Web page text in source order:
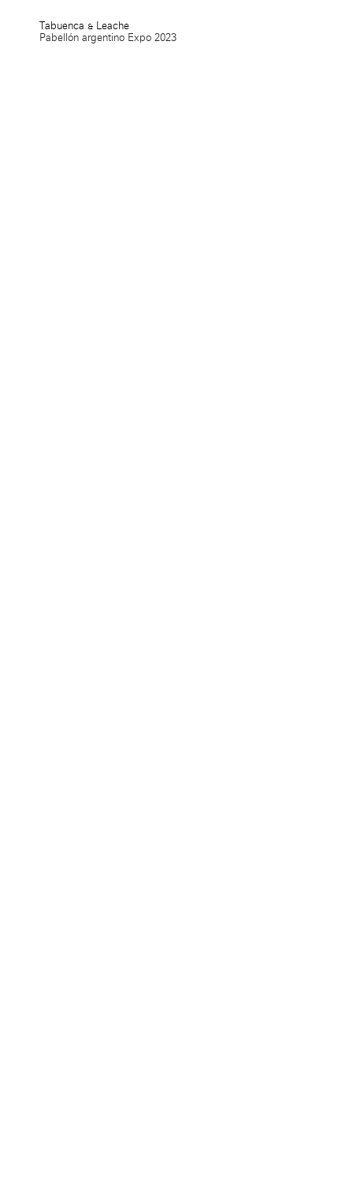
Tabuenca & Leache
Pabellón argentino Expo 2023